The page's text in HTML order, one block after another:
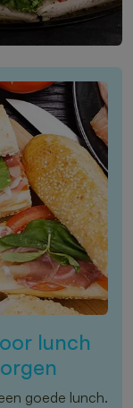
lunch
goede lunch.